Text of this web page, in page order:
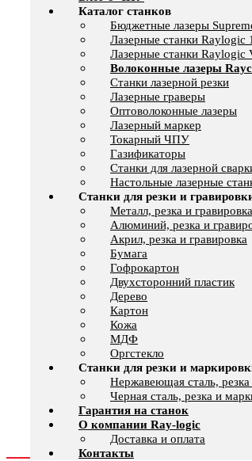
Каталог станков
Бюджетные лазеры
Лазерные станки Raylogic
Лазерные станки Raylogic
Волоконные лазеры
Станки лазерной резки
Лазерные граверы
Оптоволоконные лазеры
Лазерный маркер
Токарный ЧПУ
Газификаторы
Cтанки для лазерной
Настольные лазерные
Станки для резки и
Металл, резка и гравировка
Алюминий, резка и
Акрил, резка и гравировка
Бумага
Гофрокартон
Двухсторонний пластик
Дерево
Картон
Кожа
МДФ
Оргстекло
Станки для резки и
Нержавеющая сталь,
Черная сталь, резка и
Гарантия на станок
О компании Ray-logic
Доставка и оплата
Контакты